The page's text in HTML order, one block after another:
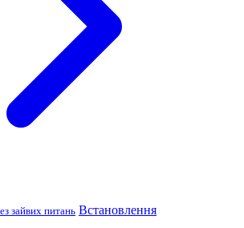
зайвих питань Встановлення